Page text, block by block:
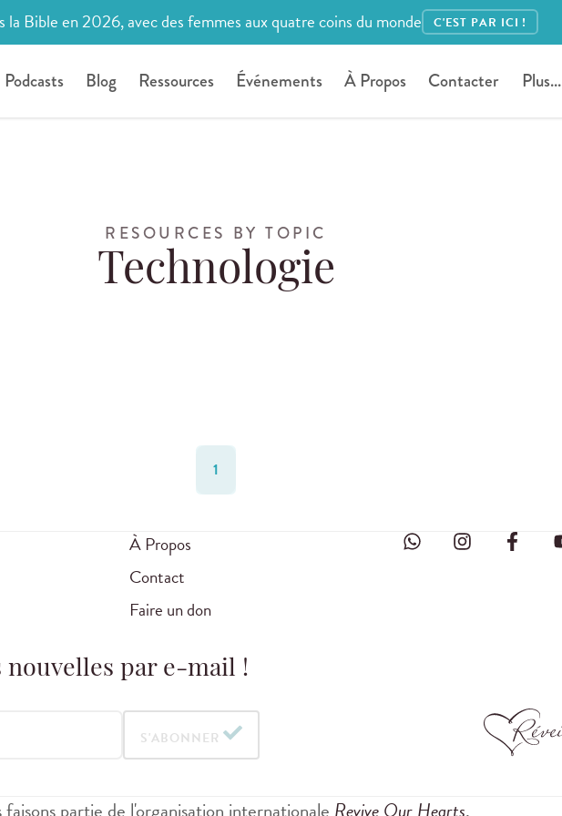
la Bible en 2026, avec des femmes aux quatre coins du monde C'EST PAR ICI !
Podcasts Blog Ressources Événements À Propos Contacter Plus...
RESOURCES BY TOPIC
Technologie
1
À Propos
Contact
Faire un don
par e-mail !
S'ABONNER